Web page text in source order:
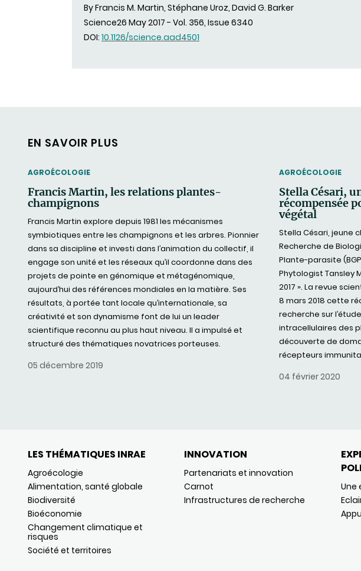
By Francis M. Martin, Stéphane Uroz, David G. Barker
Science26 May 2017 - Vol. 356, Issue 6340
DOI: 10.1126/science.aad4501
EN SAVOIR PLUS
THEMATIC
AGROÉCOLOGIE
Francis Martin, les relations plantes-
champignons
Francis Martin explore depuis 1981 les mécanismes
symbiotiques entre les champignons et les arbres. Pionnier
dans sa discipline et investi dans l’animation du collectif, il
engage son unité et les réseaux qu’il coordonne dans des
projets de pointe en génomique et métagénomique,
aujourd’hui des références mondiales en la matière. Ses
résultats, à portée tant locale qu’internationale, sa
créativité et son dynamisme font de lui un leader
scientifique reconnu au plus haut niveau. Il a impulsé et
structuré des thématiques novatrices porteuses.
05 décembre 2019
THEMATIC
AGROÉCOLOGIE
Stella Césari,
récompensée
végétal
Stella Césari, jeune
Recherche de
Plante-parasite
Phytologist Tansley
2017 ». La revue
8 mars 2018 cette
recherche sur
intracellulaires des
découverte de
récepteurs
04 février 2020
LES THÉMATIQUES INRAE
Agroécologie
Alimentation, santé globale
Biodiversité
Bioéconomie
Changement climatique et
risques
Société et territoires
INNOVATION
Partenariats et innovation
Carnot
Infrastructures de recherche
Une